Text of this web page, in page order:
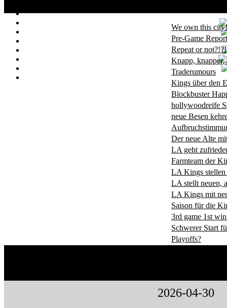
We own this
Pre-Game
Repeat or not?!?!
Knapp,
Traderumours
Kings über den
Blockbuster
hollywoodreife
neue Besen
Der neue Alte
LA geht
Farmteam der
LA Kings
LA stellt neuen,
LA Kings mit
Saison für die
3rd game 1st
Schwerer Start
Playoffs?
2026-04-30